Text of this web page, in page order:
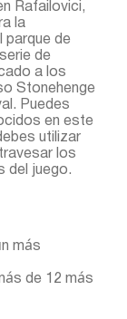
Rafailovici,
la
parque de
de
a los
Stonehenge
Puedes
en este
utilizar
los
del juego.
más
de 12 más